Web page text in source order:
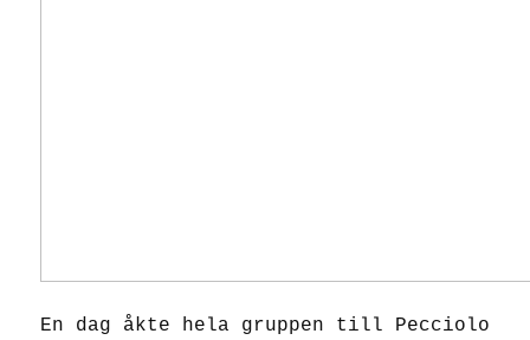
En dag åkte hela gruppen till Pecciolo